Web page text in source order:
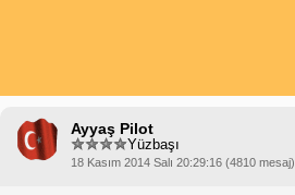
Ayyaş Pilot
Yüzbaşı
18 Kasım 2014 Salı 20:29:16 (4810 mesaj)